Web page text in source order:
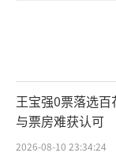
王宝强0票落选
与票房难获认可
2026-08-10 23:34:24